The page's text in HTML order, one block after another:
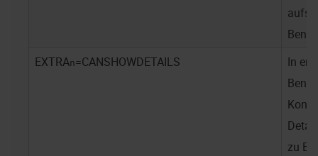
EXTRAn=CANSHOWDETAILS In
zu